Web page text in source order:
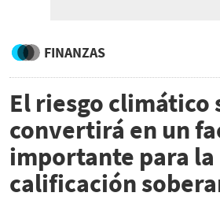
FINANZAS
El riesgo climático
convertirá en un
importante para la
calificación